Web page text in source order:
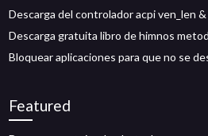
Descarga del controlador acpi ven_len
Descarga gratuita libro de himnos
Bloquear aplicaciones para que no se
Featured